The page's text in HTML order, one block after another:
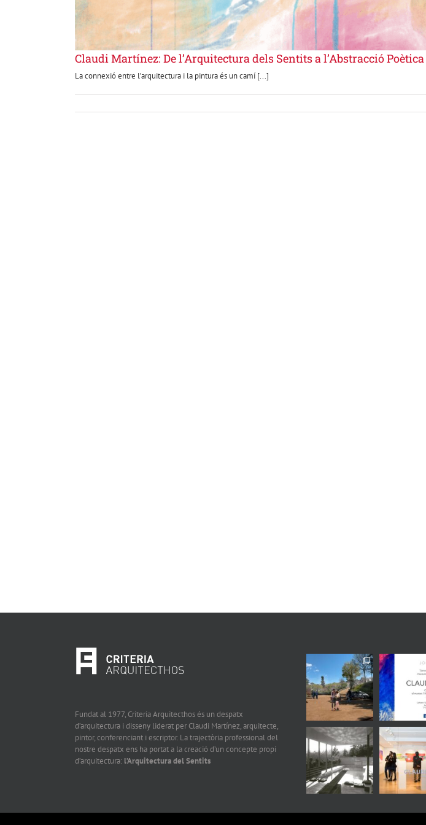
Claudi Martínez: De l’Arquitectura dels Sentits a l’Abstracció Poètica
La connexió entre l’arquitectura i la pintura és un camí [...]
Fundat al 1977, Criteria Arquitecthos és un despatx
d’arquitectura i disseny liderat per Claudi Martínez, arquitecte,
pintor, conferenciant i escriptor. La trajectòria professional del
nostre despatx ens ha portat a la creació d’un concepte propi
d’arquitectura: l’Arquitectura del Sentits